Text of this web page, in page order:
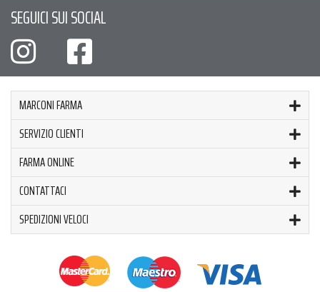
SEGUICI SUI SOCIAL
MARCONI FARMA
SERVIZIO CLIENTI
FARMA ONLINE
CONTATTACI
SPEDIZIONI VELOCI